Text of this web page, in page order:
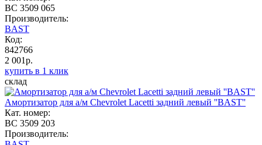
BC 3509 065
Производитель:
BAST
Код:
842766
2 001р.
купить в 1 клик
склад
Амортизатор для а/м Chevrolet Lacetti задний левый ''BAST''
Кат. номер:
BC 3509 203
Производитель: